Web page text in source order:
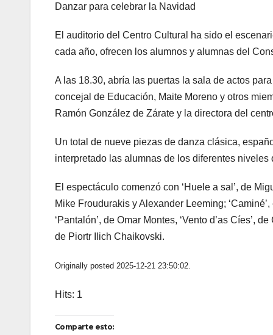
Danzar para celebrar la Navidad
El auditorio del Centro Cultural ha sido el
cada año, ofrecen los alumnos y alumnas del
A las 18.30, abría las puertas la sala de actos
concejal de Educación, Maite Moreno y otros
Ramón González de Zárate y la directora del
Un total de nueve piezas de danza clásica,
interpretado las alumnas de los diferentes
El espectáculo comenzó con ‘Huele a sal’, de
Mike Froudurakis y Alexander Leeming;
‘Pantalón’, de Omar Montes, ‘Vento d’as Cíes’,
de Piortr Ilich Chaikovski.
Originally posted 2025-12-21 23:50:02.
Hits: 1
Comparte esto: